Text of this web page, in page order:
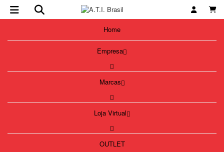
Home
Empresa
Marcas
Loja Virtual
OUTLET